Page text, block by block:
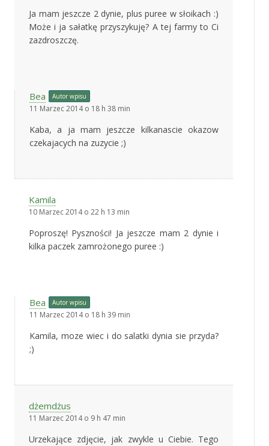
Ja mam jeszcze 2 dynie, plus puree w słoikach :)
Może i ja sałatkę przyszykuję? A tej farmy to Ci
zazdroszczę.
Bea Autor wpisu
11 Marzec 2014 o 18 h 38 min
Kaba, a ja mam jeszcze kilkanascie okazow
czekajacych na zuzycie ;)
Kamila
10 Marzec 2014 o 22 h 13 min
Poproszę! Pyszności! Ja jeszcze mam 2 dynie i
kilka paczek zamrożonego puree :)
Bea Autor wpisu
11 Marzec 2014 o 18 h 39 min
Kamila, moze wiec i do salatki dynia sie przyda?
;)
dżemdżus
11 Marzec 2014 o 9 h 47 min
Urzekające zdjęcie, jak zwykle u Ciebie. Tego